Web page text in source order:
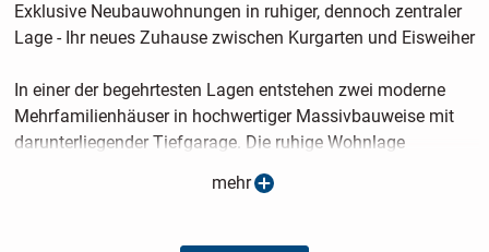
Exklusive Neubauwohnungen in ruhiger, dennoch zentraler
Lage - Ihr neues Zuhause zwischen Kurgarten und Eisweiher
In einer der begehrtesten Lagen entstehen zwei moderne
Mehrfamilienhäuser in hochwertiger Massivbauweise mit
darunterliegender Tiefgarage. Die ruhige Wohnlage
zwischen dem idyllischen Kurgarten und dem Eisweiher
bietet höchsten Wohnkomfort und eine ausgezeichnete
Apotheken, Schulen, Kindergärten, Cafés und weitere
mehr